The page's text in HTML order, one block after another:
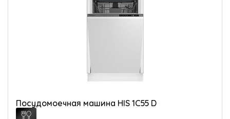
Посудомоечная машина HIS 1C55 D